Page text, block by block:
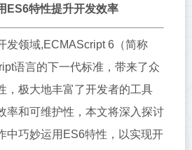
ES6特性提升开发效率
发领域,ECMAScript 6（简称
语言的下一代标准，带来了众
，极大地丰富了开发者的工具
率和可维护性，本文将深入探讨
中巧妙运用ES6特性，以实现开